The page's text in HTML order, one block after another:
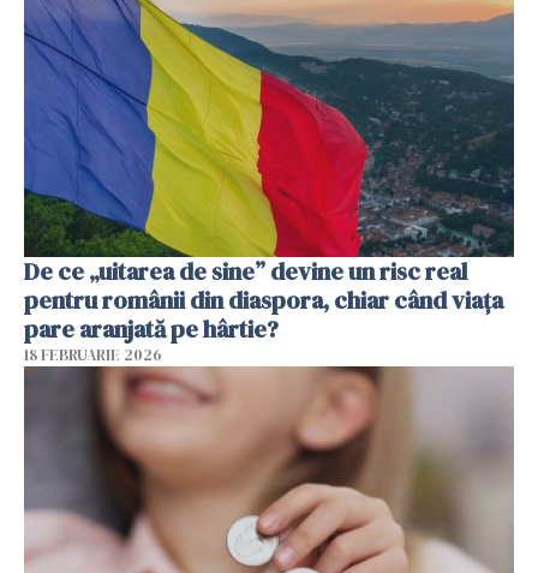
De ce „uitarea de sine” devine un risc real
pentru românii din diaspora, chiar când viața
pare aranjată pe hârtie?
18 FEBRUARIE 2026